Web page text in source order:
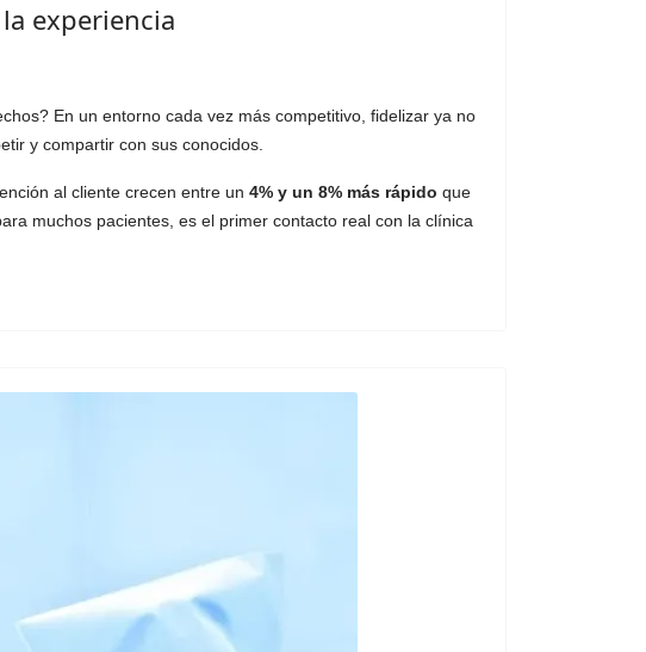
experiencia
En un entorno cada vez más competitivo, fidelizar ya no
y compartir con sus conocidos.
al cliente crecen entre un 4% y un 8% más rápido que
muchos pacientes, es el primer contacto real con la clínica